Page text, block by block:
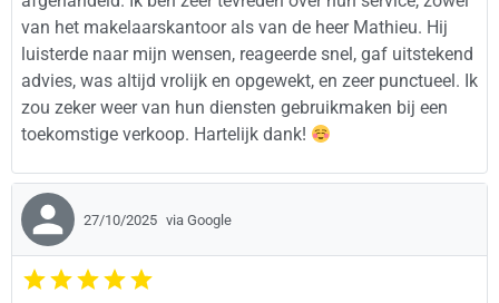
van het makelaarskantoor als van de heer Mathieu. Hij
luisterde naar mijn wensen, reageerde snel, gaf uitstekend
advies, was altijd vrolijk en opgewekt, en zeer punctueel. Ik
zou zeker weer van hun diensten gebruikmaken bij een
toekomstige verkoop. Hartelijk dank!
27/10/2025 via Google